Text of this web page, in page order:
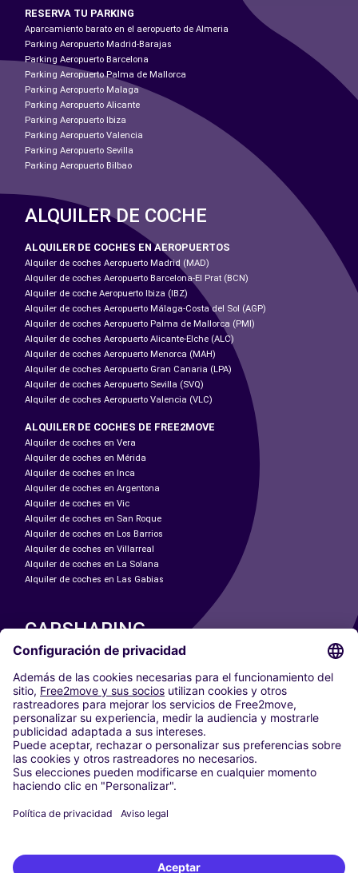
RESERVA TU PARKING
Aparcamiento barato en el aeropuerto de Almeria
Parking Aeropuerto Madrid-Barajas
Parking Aeropuerto Barcelona
Parking Aeropuerto Palma de Mallorca
Parking Aeropuerto Malaga
Parking Aeropuerto Alicante
Parking Aeropuerto Ibiza
Parking Aeropuerto Valencia
Parking Aeropuerto Sevilla
Parking Aeropuerto Bilbao
ALQUILER DE COCHE
ALQUILER DE COCHES EN AEROPUERTOS
Alquiler de coches Aeropuerto Madrid (MAD)
Alquiler de coches Aeropuerto Barcelona-El Prat (BCN)
Alquiler de coche Aeropuerto Ibiza (IBZ)
Alquiler de coches Aeropuerto Málaga-Costa del Sol (AGP)
Alquiler de coches Aeropuerto Palma de Mallorca (PMI)
Alquiler de coches Aeropuerto Alicante-Elche (ALC)
Alquiler de coches Aeropuerto Menorca (MAH)
Alquiler de coches Aeropuerto Gran Canaria (LPA)
Alquiler de coches Aeropuerto Sevilla (SVQ)
Alquiler de coches Aeropuerto Valencia (VLC)
ALQUILER DE COCHES DE FREE2MOVE
Alquiler de coches en Vera
Alquiler de coches en Mérida
Alquiler de coches en Inca
Alquiler de coches en Argentona
Alquiler de coches en Vic
Alquiler de coches en San Roque
Alquiler de coches en Los Barrios
Alquiler de coches en Villarreal
Alquiler de coches en La Solana
Alquiler de coches en Las Gabias
CARSHARING
NUESTRAS CIUDADES
Paris
Madrid
Washington DC
Milán
Roma
Turín
Viena
Berlín
Düsseldorf